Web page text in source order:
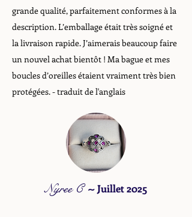
grande qualité, parfaitement conformes à la
description. L’emballage était très soigné et
la livraison rapide. J’aimerais beaucoup faire
un nouvel achat bientôt ! Ma bague et mes
boucles d’oreilles étaient vraiment très bien
protégées. - traduit de l'anglais
Nyree C ~Juillet 2025